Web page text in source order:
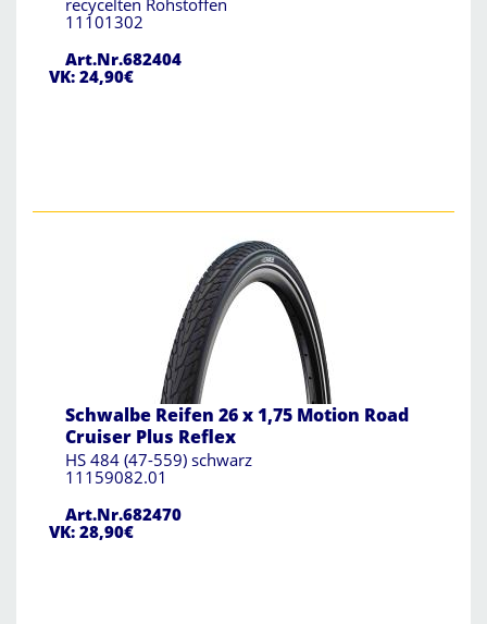
recycelten Rohstoffen
11101302
Art.Nr.682404
VK: 24,90€
Schwalbe Reifen 26 x 1,75 Motion Road
Cruiser Plus Reflex
HS 484 (47-559) schwarz
11159082.01
Art.Nr.682470
VK: 28,90€